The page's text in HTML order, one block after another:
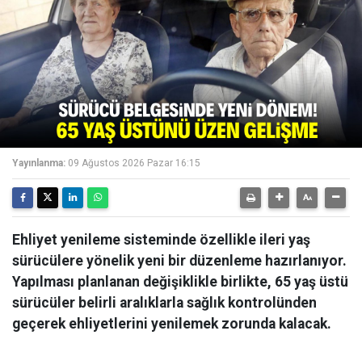
Yayınlanma: 09 Ağustos 2026 Pazar 16:15
Ehliyet yenileme sisteminde özellikle ileri yaş
sürücülere yönelik yeni bir düzenleme hazırlanıyor.
Yapılması planlanan değişiklikle birlikte, 65 yaş üstü
sürücüler belirli aralıklarla sağlık kontrolünden
geçerek ehliyetlerini yenilemek zorunda kalacak.